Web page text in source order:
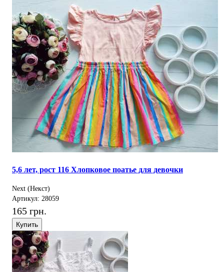
5,6 лет, рост 116 Хлопковое поатье для девочки
Next (Некст)
Артикул: 28059
165 грн.
Купить